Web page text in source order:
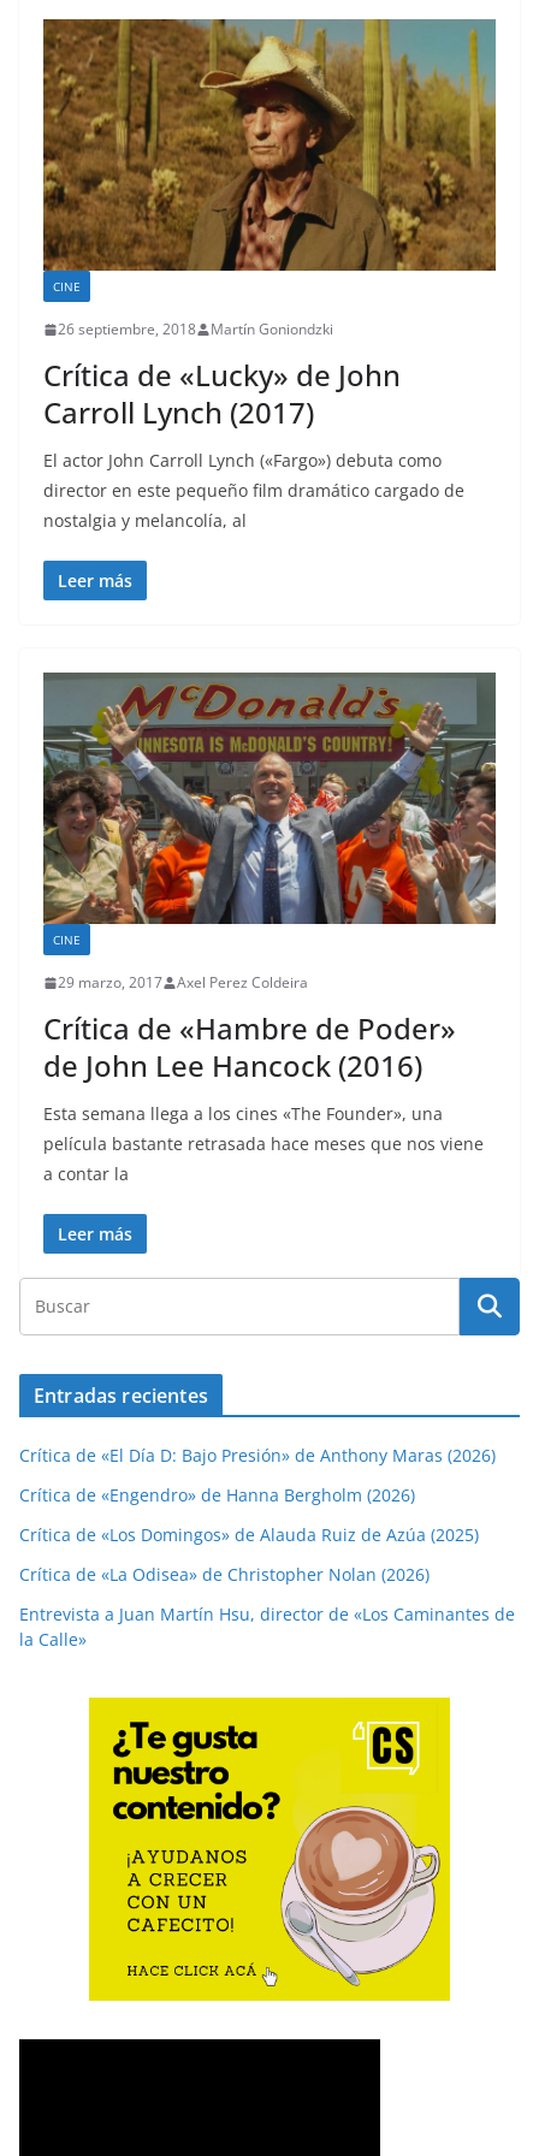
CINE
26 septiembre, 2018 Martín Goniondzki
Crítica de «Lucky» de John
Carroll Lynch (2017)
El actor John Carroll Lynch («Fargo») debuta como
director en este pequeño film dramático cargado de
nostalgia y melancolía, al
Leer más
CINE
29 marzo, 2017 Axel Perez Coldeira
Crítica de «Hambre de Poder»
de John Lee Hancock (2016)
Esta semana llega a los cines «The Founder», una
película bastante retrasada hace meses que nos viene
a contar la
Leer más
Entradas recientes
Crítica de «El Día D: Bajo Presión» de Anthony Maras (2026)
Crítica de «Engendro» de Hanna Bergholm (2026)
Crítica de «Los Domingos» de Alauda Ruiz de Azúa (2025)
Crítica de «La Odisea» de Christopher Nolan (2026)
Entrevista a Juan Martín Hsu, director de «Los Caminantes de
la Calle»